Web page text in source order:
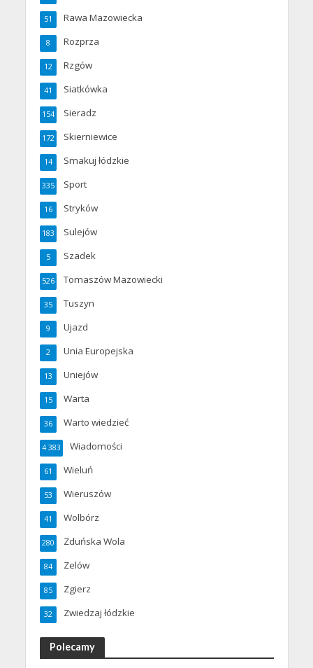
Rawa Mazowiecka
51
Rozprza
8
Rzgów
12
Siatkówka
41
Sieradz
154
Skierniewice
172
Smakuj łódzkie
14
Sport
335
Stryków
16
Sulejów
183
Szadek
5
Tomaszów Mazowiecki
526
Tuszyn
35
Ujazd
9
Unia Europejska
2
Uniejów
13
Warta
15
Warto wiedzieć
36
Wiadomości
4 383
Wieluń
61
Wieruszów
53
Wolbórz
41
Zduńska Wola
280
Zelów
84
Zgierz
85
Zwiedzaj łódzkie
32
Polecamy